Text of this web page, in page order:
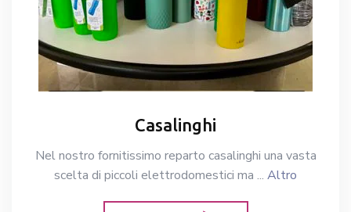
Casalinghi
Nel nostro fornitissimo reparto casalinghi una vasta
scelta di piccoli elettrodomestici ma ... Altro